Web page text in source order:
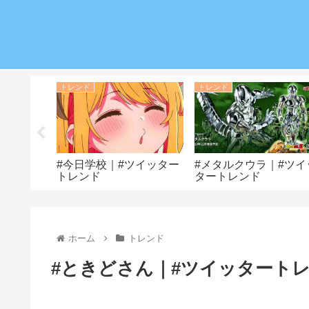
トレンド
#今日学校｜#ツイッター
トレンド
トレンド
#メタルクウラ｜#ツイ
タートレンド
ホーム トレンド
#ときどさん｜#ツイッタート